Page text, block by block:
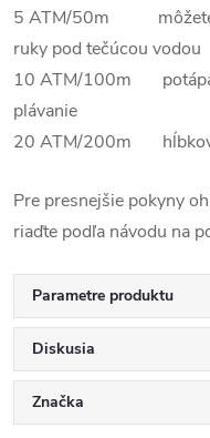
5 ATM/50m môžete
ruky pod tečúcou vodou
10 ATM/100m
plávanie
20 ATM/200m
Pre presnejšie pokyny
riaďte podľa návodu na
Parametre produktu
Diskusia
Značka